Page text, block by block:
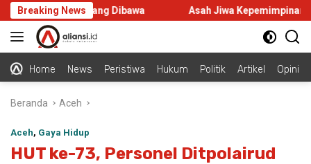
Langsung
ke
konten
Breaking News
Ini Misi yang Dibawa Asah Jiwa Kepemimpinan,
Home News Peristiwa Hukum Politik Artikel Opini
Beranda Aceh
Aceh, Gaya Hidup
HUT ke-73, Personel Ditpolairud